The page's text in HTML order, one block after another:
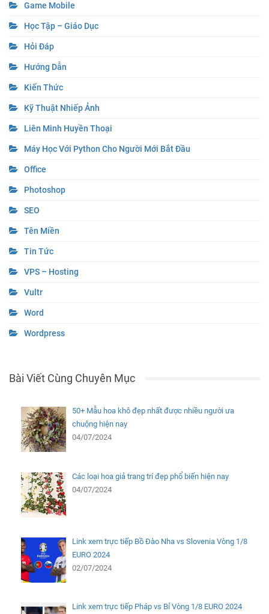
Game Mobile
Học Tập – Giáo Dục
Hỏi Đáp
Hướng Dẫn
Kiến Thức
Kỹ Thuật Nhiếp Ảnh
Liên Minh Huyền Thoại
Máy Học Với Python Cho Người Mới Bắt Đầu
Office
Photoshop
SEO
Tên Miền
Tin Tức
VPS – Hosting
Vultr
Word
Wordpress
Bài Viết Cùng Chuyên Mục
50+ Mẫu hoa khô đẹp nhất được nhiều người ưa
chuộng hiện nay
04/07/2024
Các loại hoa giả trang trí đẹp phổ biến hiện nay
04/07/2024
Link xem trực tiếp Bồ Đào Nha vs Slovenia Vòng 1/8
EURO 2024
02/07/2024
Link xem trực tiếp Pháp vs Bỉ Vòng 1/8 EURO 2024